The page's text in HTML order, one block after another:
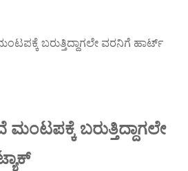
ಬರುತ್ತಿದ್ದಾಗಲೇ ವರನಿಗೆ ಹಾರ್ಟ್
ಬರುತ್ತಿದ್ದಾಗಲೇ